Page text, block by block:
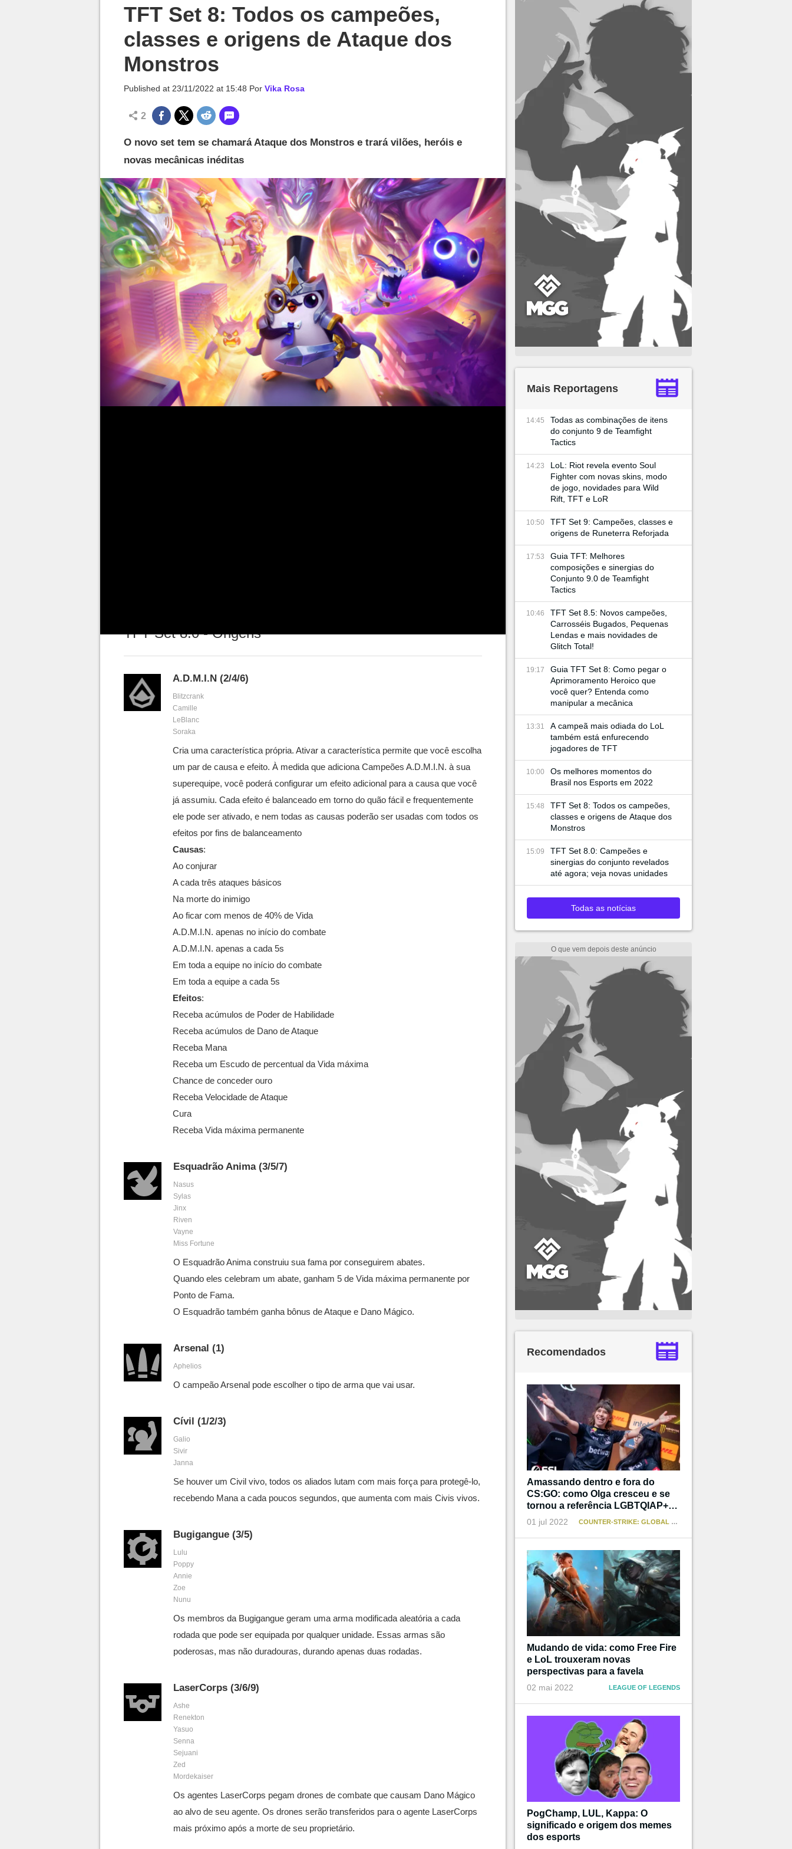
TFT Set 8: Todos os campeões,
classes e origens de Ataque dos
Monstros
Published at 23/11/2022 at 15:48 Por Vika Rosa
2
O novo set tem se chamará Ataque dos Monstros e trará vilões, heróis e
novas mecânicas inéditas
TFT Set 8.0 - Origens
A.D.M.I.N (2/4/6)
Blitzcrank
Camille
LeBlanc
Soraka
Cria uma característica própria. Ativar a característica permite que você escolha
um par de causa e efeito. À medida que adiciona Campeões A.D.M.I.N. à sua
superequipe, você poderá configurar um efeito adicional para a causa que você
já assumiu. Cada efeito é balanceado em torno do quão fácil e frequentemente
ele pode ser ativado, e nem todas as causas poderão ser usadas com todos os
efeitos por fins de balanceamento
Causas:
Ao conjurar
A cada três ataques básicos
Na morte do inimigo
Ao ficar com menos de 40% de Vida
A.D.M.I.N. apenas no início do combate
A.D.M.I.N. apenas a cada 5s
Em toda a equipe no início do combate
Em toda a equipe a cada 5s
Efeitos:
Receba acúmulos de Poder de Habilidade
Receba acúmulos de Dano de Ataque
Receba Mana
Receba um Escudo de percentual da Vida máxima
Chance de conceder ouro
Receba Velocidade de Ataque
Cura
Receba Vida máxima permanente
Esquadrão Anima (3/5/7)
Nasus
Sylas
Jinx
Riven
Vayne
Miss Fortune
O Esquadrão Anima construiu sua fama por conseguirem abates.
Quando eles celebram um abate, ganham 5 de Vida máxima permanente por
Ponto de Fama.
O Esquadrão também ganha bônus de Ataque e Dano Mágico.
Arsenal (1)
Aphelios
O campeão Arsenal pode escolher o tipo de arma que vai usar.
Cívil (1/2/3)
Galio
Sivir
Janna
Se houver um Civil vivo, todos os aliados lutam com mais força para protegê-lo,
recebendo Mana a cada poucos segundos, que aumenta com mais Civis vivos.
Bugigangue (3/5)
Lulu
Poppy
Annie
Zoe
Nunu
Os membros da Bugigangue geram uma arma modificada aleatória a cada
rodada que pode ser equipada por qualquer unidade. Essas armas são
poderosas, mas não duradouras, durando apenas duas rodadas.
LaserCorps (3/6/9)
Ashe
Renekton
Yasuo
Senna
Sejuani
Zed
Mordekaiser
Os agentes LaserCorps pegam drones de combate que causam Dano Mágico
ao alvo de seu agente. Os drones serão transferidos para o agente LaserCorps
mais próximo após a morte de seu proprietário.
Mais Reportagens
14:45
Todas as combinações de itens
do conjunto 9 de Teamfight
Tactics
14:23
LoL: Riot revela evento Soul
Fighter com novas skins, modo
de jogo, novidades para Wild
Rift, TFT e LoR
10:50
TFT Set 9: Campeões, classes e
origens de Runeterra Reforjada
17:53
Guia TFT: Melhores
composições e sinergias do
Conjunto 9.0 de Teamfight
Tactics
10:46
TFT Set 8.5: Novos campeões,
Carrosséis Bugados, Pequenas
Lendas e mais novidades de
Glitch Total!
19:17
Guia TFT Set 8: Como pegar o
Aprimoramento Heroico que
você quer? Entenda como
manipular a mecânica
13:31
A campeã mais odiada do LoL
também está enfurecendo
jogadores de TFT
10:00
Os melhores momentos do
Brasil nos Esports em 2022
15:48
TFT Set 8: Todos os campeões,
classes e origens de Ataque dos
Monstros
15:09
TFT Set 8.0: Campeões e
sinergias do conjunto revelados
até agora; veja novas unidades
Todas as notícias
Recomendados
Amassando dentro e fora do
CS:GO: como Olga cresceu e se
tornou a referência LGBTQIAP+
que não teve
01 jul 2022 COUNTER-STRIKE: GLOBAL OFFENSIVE
Mudando de vida: como Free Fire
e LoL trouxeram novas
perspectivas para a favela
02 mai 2022 LEAGUE OF LEGENDS
PogChamp, LUL, Kappa: O
significado e origem dos memes
dos esports